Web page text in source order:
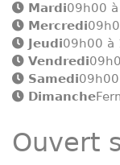
Mardi09h00
Mercredi
Jeudi09h00 à
Vendredi
Samedi
Dimanche
Ouvert